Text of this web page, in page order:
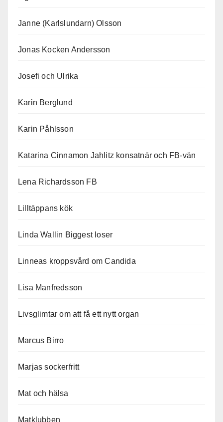
Janne (Karlslundarn) Olsson
Jonas Kocken Andersson
Josefi och Ulrika
Karin Berglund
Karin Påhlsson
Katarina Cinnamon Jahlitz konsatnär och FB-vän
Lena Richardsson FB
Lilltäppans kök
Linda Wallin Biggest loser
Linneas kroppsvård om Candida
Lisa Manfredsson
Livsglimtar om att få ett nytt organ
Marcus Birro
Marjas sockerfritt
Mat och hälsa
Matklubben